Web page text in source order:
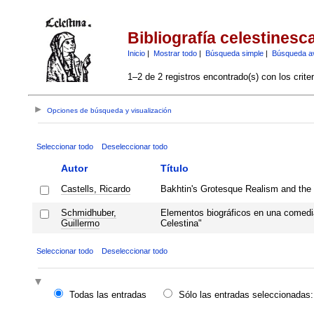
Bibliografía
Inicio| Mostrar todo| Búsqueda simple| Búsqueda
1–2 de 2 registros encontrado(s) con los
Opciones de búsqueda y visualización
Seleccionar todo Deseleccionar todo
Autor Título
Castells, Ricardo Bakhtin's Grotesque Realism and
Schmidhuber,
Guillermo
Elementos biográficos en una
Celestina"
Seleccionar todo Deseleccionar todo
Todas las entradas
Sólo las entradas seleccionadas: